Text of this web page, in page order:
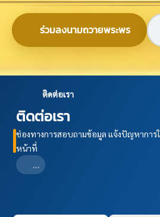
ร่วมลงนามถวายพระพร
ข้ามไปยังเนื้อหาหลัก
ก ก
ติดต่อเรา
ติดต่อเรา
ช่องทางการสอบถามข้อมูล แจ้งปัญหาการ
หน้าที่
…